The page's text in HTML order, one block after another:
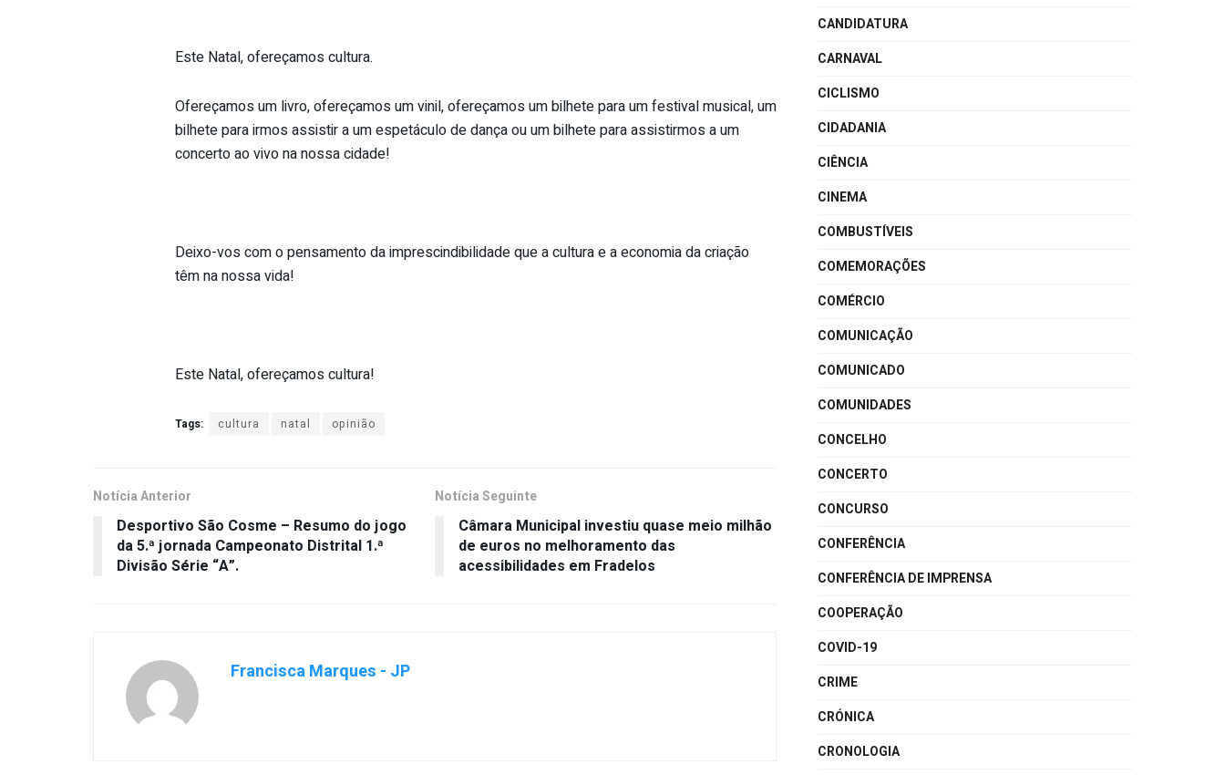
Este Natal, ofereçamos cultura.
Ofereçamos um livro, ofereçamos um vinil, ofereçamos um bilhete para um festival musical, um
bilhete para irmos assistir a um espetáculo de dança ou um bilhete para assistirmos a um
concerto ao vivo na nossa cidade!
Deixo-vos com o pensamento da imprescindibilidade que a cultura e a economia da criação
têm na nossa vida!
Este Natal, ofereçamos cultura!
Tags: cultura natal opinião
Notícia Anterior
Desportivo São Cosme – Resumo do jogo
da 5.ª jornada Campeonato Distrital 1.ª
Divisão Série “A”.
Notícia Seguinte
Câmara Municipal investiu quase meio milhão
de euros no melhoramento das
acessibilidades em Fradelos
Francisca Marques - JP
CANDIDATURA
CARNAVAL
CICLISMO
CIDADANIA
CIÊNCIA
CINEMA
COMBUSTÍVEIS
COMEMORAÇÕES
COMÉRCIO
COMUNICAÇÃO
COMUNICADO
COMUNIDADES
CONCELHO
CONCERTO
CONCURSO
CONFERÊNCIA
CONFERÊNCIA DE IMPRENSA
COOPERAÇÃO
COVID-19
CRIME
CRÓNICA
CRONOLOGIA